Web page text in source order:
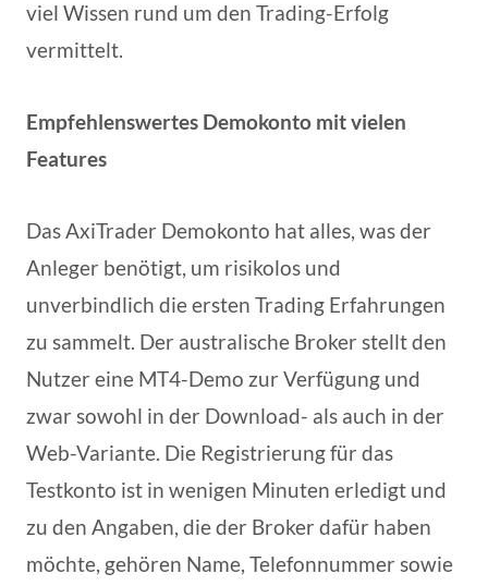
viel Wissen rund um den Trading-Erfolg
vermittelt.
Empfehlenswertes Demokonto mit vielen
Features
Das AxiTrader Demokonto hat alles, was der
Anleger benötigt, um risikolos und
unverbindlich die ersten Trading Erfahrungen
zu sammelt. Der australische Broker stellt den
Nutzer eine MT4-Demo zur Verfügung und
zwar sowohl in der Download- als auch in der
Web-Variante. Die Registrierung für das
Testkonto ist in wenigen Minuten erledigt und
zu den Angaben, die der Broker dafür haben
möchte, gehören Name, Telefonnummer sowie